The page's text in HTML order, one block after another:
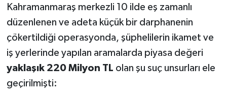
Kahramanmaraş merkezli 10 ilde eş zamanlı
düzenlenen ve adeta küçük bir darphanenin
çökertildiği operasyonda, şüphelilerin ikamet ve
iş yerlerinde yapılan aramalarda piyasa değeri
yaklaşık 220 Milyon TL olan şu suç unsurları ele
geçirilmişti: